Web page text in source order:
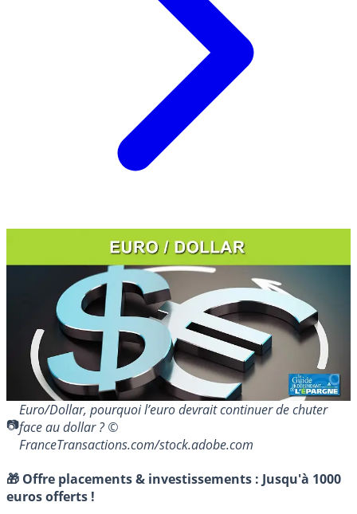
Euro/Dollar, pourquoi l’euro devrait continuer de chuter
face au dollar ? ©
FranceTransactions.com/stock.adobe.com
🎁 Offre placements & investissements : Jusqu'à 1000
euros offerts !